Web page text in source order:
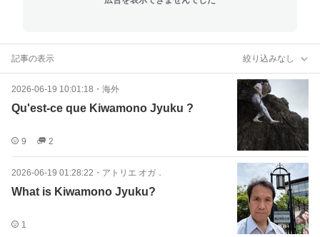
記事の表示 絞り込みなし
2026-06-19 10:01:18 ・ 海外
Qu'est-ce que Kiwamono Jyuku ?
9 2
2026-06-19 01:28:22 ・ アトリエ オガ．
What is Kiwamono Jyuku?
1